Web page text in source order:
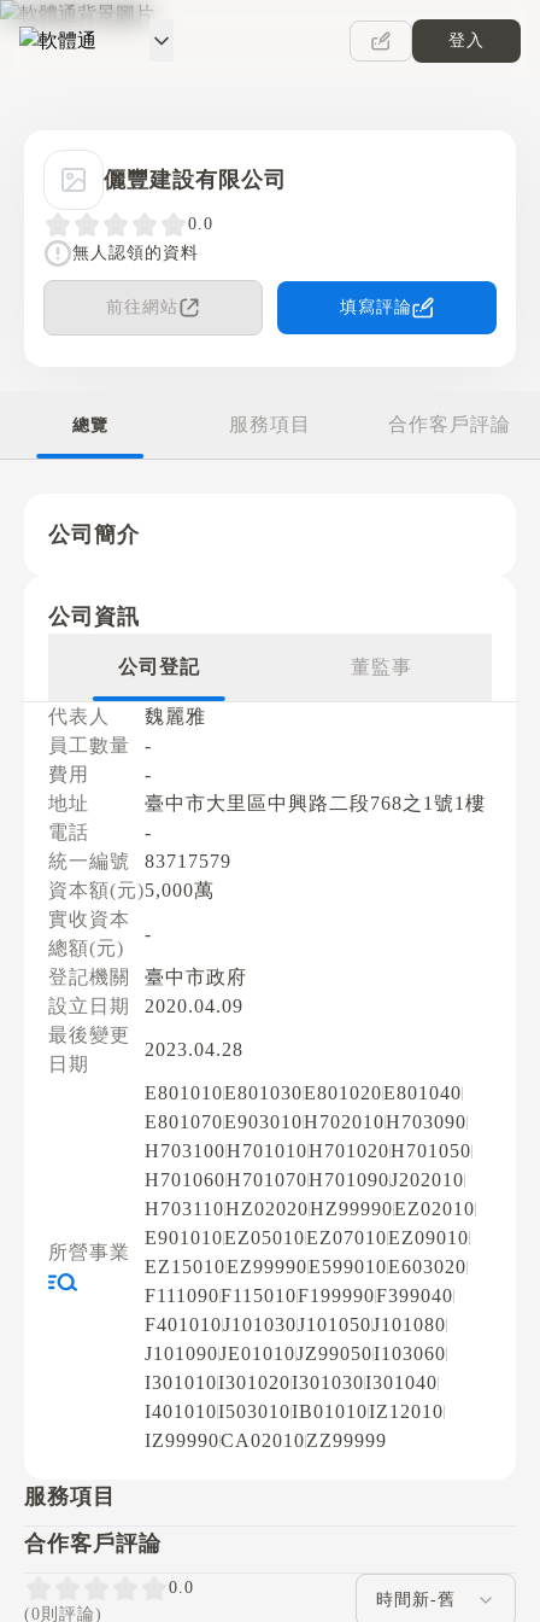
軟體通
登入
儷豐建設有限公司
0.0
無人認領的資料
前往網站 填寫評論
總覽 服務項目 合作客戶評論
公司簡介
公司資訊
公司登記 董監事
代表人
魏麗雅
員工數量
-
費用
-
地址
臺中市大里區中興路二段768之1號1樓
電話
-
統一編號
83717579
資本額(元)5,000萬
實收資本
總額(元)
-
登記機關
臺中市政府
設立日期
2020.04.09
最後變更
日期
2023.04.28
所營事業
E801010E801030E801020E801040
E801070E903010H702010H703090
H703100H701010H701020H701050
H701060H701070H701090J202010
H703110HZ02020HZ99990EZ02010
E901010EZ05010EZ07010EZ09010
EZ15010EZ99990E599010E603020
F111090F115010F199990F399040
F401010J101030J101050J101080
J101090JE01010JZ99050I103060
I301010I301020I301030I301040
I401010I503010IB01010IZ12010
IZ99990CA02010ZZ99999
服務項目
合作客戶評論
0.0
(0則評論)
評論排序